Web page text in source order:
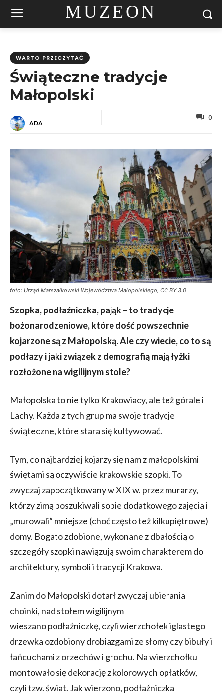
MUZEON
WARTO PRZECZYTAĆ
Świąteczne tradycje
Małopolski
ADA
0
foto: Urząd Marszałkowski Województwa Małopolskiego, CC BY 3.0
Szopka, podłaźniczka, pająk – to tradycje
bożonarodzeniowe, które dość powszechnie
kojarzone są z Małopolską. Ale czy wiecie, co to są
podłazy i jaki związek z demografią mają łyżki
rozłożone na wigilijnym stole?
Małopolska to nie tylko Krakowiacy, ale też górale i
Lachy. Każda z tych grup ma swoje tradycje
świąteczne, które stara się kultywować.
Tym, co najbardziej kojarzy się nam z małopolskimi
świętami są oczywiście krakowskie szopki. To
zwyczaj zapoczątkowany w XIX w. przez murarzy,
którzy zimą poszukiwali sobie dodatkowego zajęcia i
„murowali” mniejsze (choć często też kilkupiętrowe)
domy. Bogato zdobione, wykonane z dbałością o
szczegóły szopki nawiązują swoim charakterem do
architektury, symboli i tradycji Krakowa.
Zanim do Małopolski dotarł zwyczaj ubierania
choinki, nad stołem wigilijnym
wieszano podłaźniczkę, czyli wierzchołek iglastego
drzewka ozdobiony drobiazgami ze słomy czy bibuły i
łańcuchami z orzechów i grochu. Na wierzchołku
montowało się dekorację z kolorowych opłatków,
czyli tzw. świat. Jak wierzono, podłaźniczka